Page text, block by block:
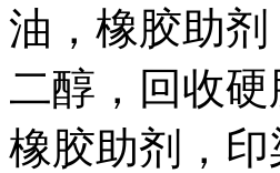
油，橡胶助
二醇，回收
橡胶助剂，